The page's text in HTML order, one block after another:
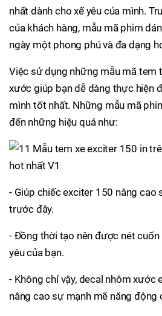
nhất dành cho xế yêu của mình.
của khách hàng, mẫu mã phim
ngày một phong phú và đa dạng
Việc sử dụng những mẫu mã tem
xước giúp bạn dễ dàng thực hiện
mình tốt nhất. Những mẫu mã
đến những hiệu quả như:
- Giúp chiếc exciter 150 nâng cao
trước đây.
- Đồng thời tạo nên được nét cuốn
yêu của bạn.
- Không chỉ vậy, decal nhôm xước
nâng cao sự mạnh mẽ năng động